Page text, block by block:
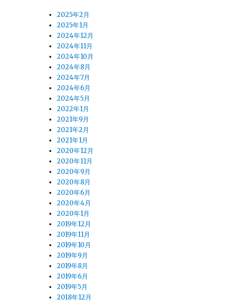
2025年2月
2025年1月
2024年12月
2024年11月
2024年10月
2024年8月
2024年7月
2024年6月
2024年5月
2022年1月
2021年9月
2021年2月
2021年1月
2020年12月
2020年11月
2020年9月
2020年8月
2020年6月
2020年4月
2020年1月
2019年12月
2019年11月
2019年10月
2019年9月
2019年8月
2019年6月
2019年5月
2018年12月